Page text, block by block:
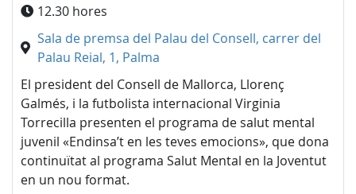
12.30 hores
Sala de premsa del Palau del Consell, carrer del
Palau Reial, 1, Palma
El president del Consell de Mallorca, Llorenç
Galmés, i la futbolista internacional Virginia
Torrecilla presenten el programa de salut mental
juvenil «Endinsa’t en les teves emocions», que dona
continuïtat al programa Salut Mental en la Joventut
en un nou format.